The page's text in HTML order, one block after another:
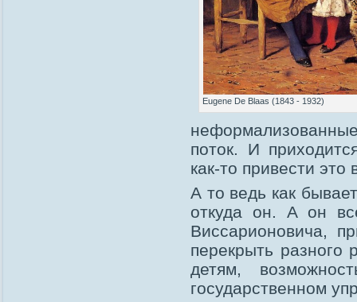
Eugene De Blaas (1843 - 1932)
поток. И
как-то привести это
А то ведь как
откуда он. А он
Виссарионовича,
перекрыть разного
детям,
государственном